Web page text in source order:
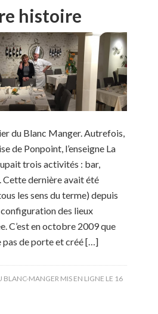
histoire
du Blanc Manger. Autrefois,
de Ponpoint, l’enseigne La
trois activités : bar,
dernière avait été
les sens du terme) depuis
configuration des lieux
C’est en octobre 2009 que
pas de porte et créé […]
BLANC-MANGER MIS EN LIGNE LE 16